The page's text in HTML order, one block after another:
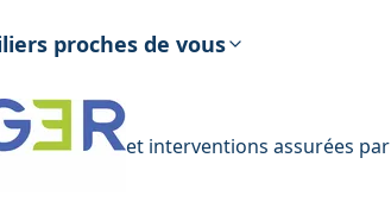
proches de vous
et interventions assurées par